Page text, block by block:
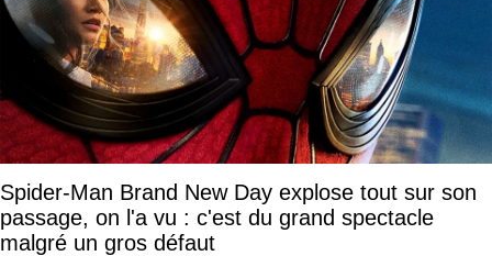
Spider-Man Brand New Day explose tout sur son
passage, on l'a vu : c'est du grand spectacle
malgré un gros défaut